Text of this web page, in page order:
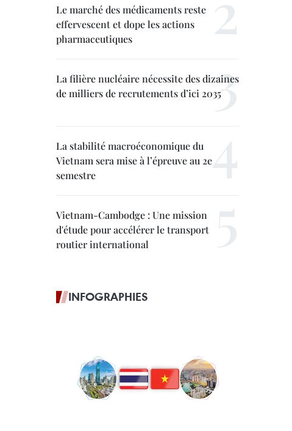
Le marché des médicaments reste
effervescent et dope les actions
pharmaceutiques
La filière nucléaire nécessite des dizaines
de milliers de recrutements d’ici 2035
La stabilité macroéconomique du
Vietnam sera mise à l’épreuve au 2e
semestre
Vietnam-Cambodge : Une mission
d'étude pour accélérer le transport
routier international
INFOGRAPHIES